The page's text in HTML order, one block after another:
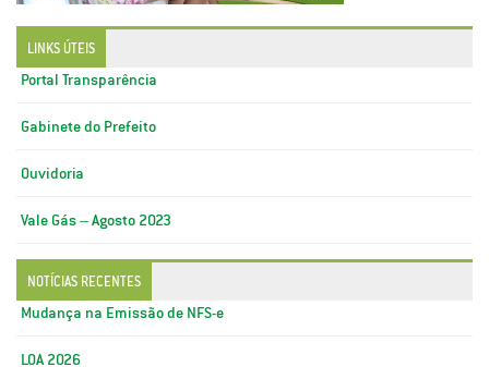
LINKS ÚTEIS
Portal Transparência
Gabinete do Prefeito
Ouvidoria
Vale Gás – Agosto 2023
NOTÍCIAS RECENTES
Mudança na Emissão de NFS-e
LOA 2026